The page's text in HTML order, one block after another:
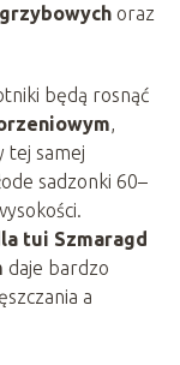
oraz
będą rosnąć
tej samej
sadzonki 60–
tui Szmaragd
daje bardzo
a